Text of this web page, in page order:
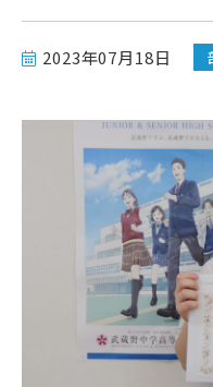
資料請
2023年07月18日